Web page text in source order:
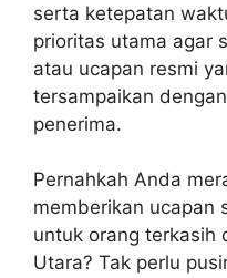
serta ketepatan
prioritas utama agar
atau ucapan resmi
tersampaikan
penerima.
Pernahkah Anda
memberikan ucapan
untuk orang terkasih
Utara? Tak perlu